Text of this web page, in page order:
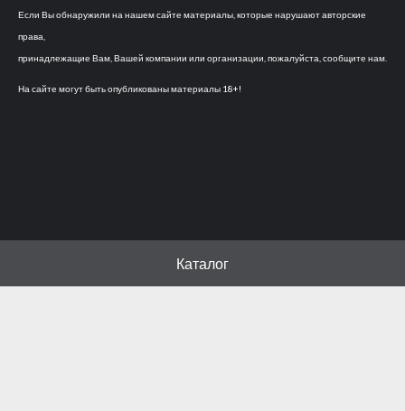
Если Вы обнаружили на нашем сайте материалы, которые нарушают авторские
права,
принадлежащие Вам, Вашей компании или организации, пожалуйста, сообщите нам.
На сайте могут быть опубликованы материалы 18+!
Каталог